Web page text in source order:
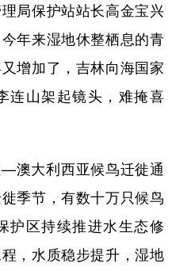
金融 汽车
信息化 数字经济
时尚 悦读
亚太网 上市公司
局保护站站长高金宝兴
年来湿地休整栖息的青
增加了，吉林向海国家
连山架起镜头，难掩喜
澳大利西亚候鸟迁徙通
季节，有数十万只候鸟
护区持续推进水生态修
，水质稳步提升，湿地